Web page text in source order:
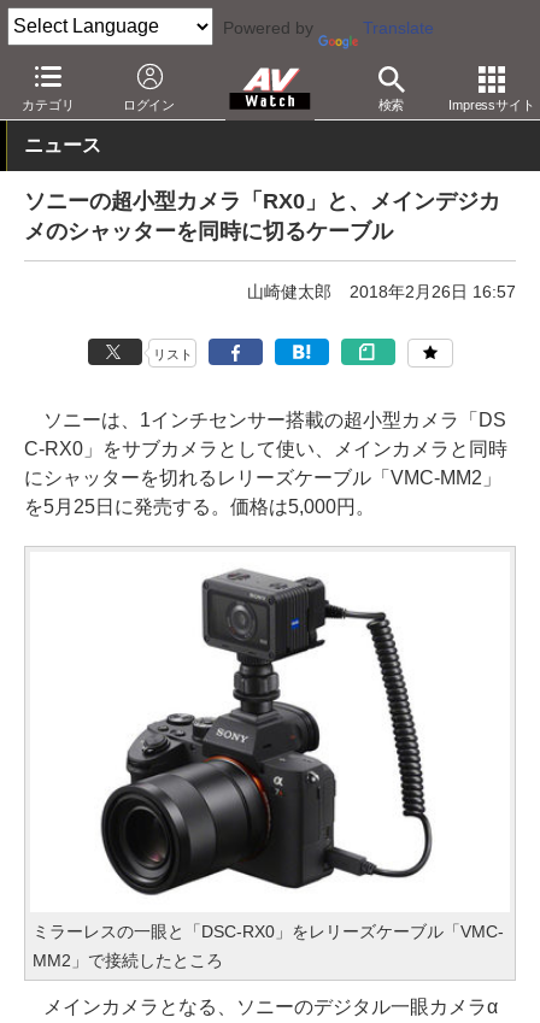
Powered by Translate
カテゴリ ログイン 検索 Impressサイト
AV Watch 製品 デジタルカメラ
ニュース
ソニーの超小型カメラ「RX0」と、メインデジカ
メのシャッターを同時に切るケーブル
山崎健太郎 2018年2月26日 16:57
リスト
ソニーは、1インチセンサー搭載の超小型カメラ「DS
C-RX0」をサブカメラとして使い、メインカメラと同時
にシャッターを切れるレリーズケーブル「VMC-MM2」
を5月25日に発売する。価格は5,000円。
ミラーレスの一眼と「DSC-RX0」をレリーズケーブル「VMC-
MM2」で接続したところ
メインカメラとなる、ソニーのデジタル一眼カメラα